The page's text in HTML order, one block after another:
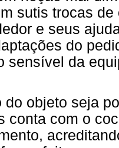
sutis trocas
e seus
do
sensível da
do objeto seja
conta com o